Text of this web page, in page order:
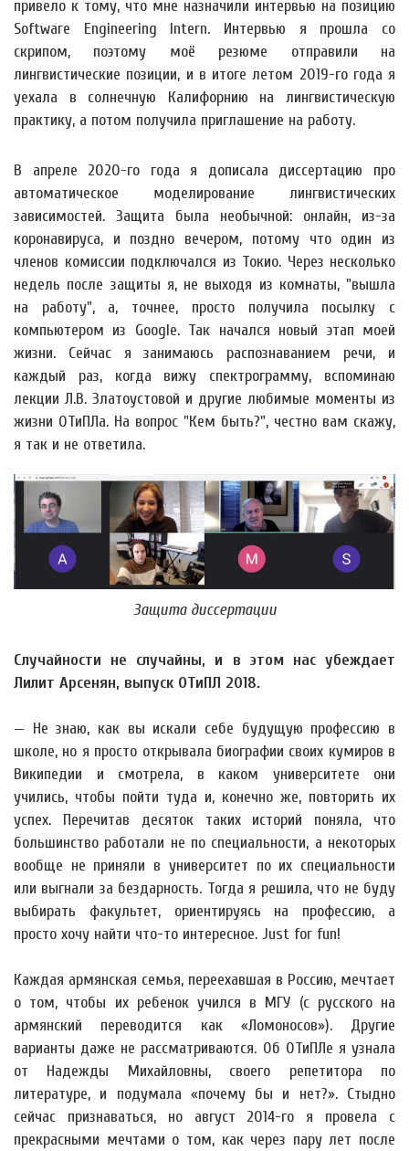
привело к тому, что мне назначили интервью на позицию
Software Engineering Intern. Интервью я прошла со
скрипом, поэтому моё резюме отправили на
лингвистические позиции, и в итоге летом 2019-го года я
уехала в солнечную Калифорнию на лингвистическую
практику, а потом получила приглашение на работу.
В апреле 2020-го года я дописала диссертацию про
автоматическое моделирование лингвистических
зависимостей. Защита была необычной: онлайн, из-за
коронавируса, и поздно вечером, потому что один из
членов комиссии подключался из Токио. Через несколько
недель после защиты я, не выходя из комнаты, "вышла
на работу", а, точнее, просто получила посылку с
компьютером из Google. Так начался новый этап моей
жизни. Сейчас я занимаюсь распознаванием речи, и
каждый раз, когда вижу спектрограмму, вспоминаю
лекции Л.В. Златоустовой и другие любимые моменты из
жизни ОТиПЛа. На вопрос "Кем быть?", честно вам скажу,
я так и не ответила.
Защита диссертации
Случайности не случайны, и в этом нас убеждает
Лилит Арсенян, выпуск ОТиПЛ 2018.
— Не знаю, как вы искали себе будущую профессию в
школе, но я просто открывала биографии своих кумиров в
Википедии и смотрела, в каком университете они
учились, чтобы пойти туда и, конечно же, повторить их
успех. Перечитав десяток таких историй поняла, что
большинство работали не по специальности, а некоторых
вообще не приняли в университет по их специальности
или выгнали за бездарность. Тогда я решила, что не буду
выбирать факультет, ориентируясь на профессию, а
просто хочу найти что-то интересное. Just for fun!
Каждая армянская семья, переехавшая в Россию, мечтает
о том, чтобы их ребенок учился в МГУ (с русского на
армянский переводится как «Ломоносов»). Другие
варианты даже не рассматриваются. Об ОТиПЛе я узнала
от Надежды Михайловны, своего репетитора по
литературе, и подумала «почему бы и нет?». Стыдно
сейчас признаваться, но август 2014-го я провела с
прекрасными мечтами о том, как через пару лет после